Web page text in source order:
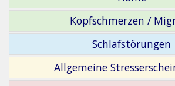
Kopfschmerzen /
Schlafstörungen
Allgemeine